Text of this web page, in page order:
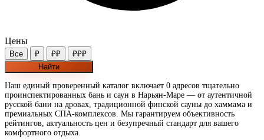
Цены
Все ₽ ₽₽
₽₽₽
Найти
Наш единый проверенный каталог включает 0 адресов тщательно
проинспектированных бань и саун в Нарьян-Маре — от аутентичной
русской бани на дровах, традиционной финской сауны до хаммама и
премиальных СПА-комплексов. Мы гарантируем объективность
рейтингов, актуальность цен и безупречный стандарт для вашего
комфортного отдыха.